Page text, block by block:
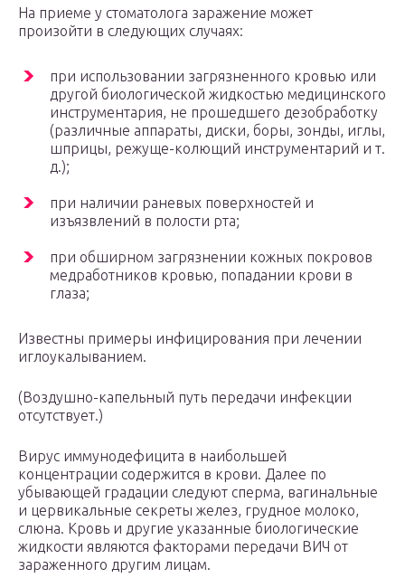
На приеме у стоматолога заражение может
произойти в следующих случаях:
при использовании загрязненного кровью или
другой биологической жидкостью медицинского
инструментария, не прошедшего дезобработку
(различные аппараты, диски, боры, зонды, иглы,
шприцы, режуще-колющий инструментарий и т.
д.);
при наличии раневых поверхностей и
изъязвлений в полости рта;
при обширном загрязнении кожных покровов
медработников кровью, попадании крови в
глаза;
Известны примеры инфицирования при лечении
иглоукалыванием.
(Воздушно-капельный путь передачи инфекции
отсутствует.)
Вирус иммунодефицита в наибольшей
концентрации содержится в крови. Далее по
убывающей градации следуют сперма, вагинальные
и цервикальные секреты желез, грудное молоко,
слюна. Кровь и другие указанные биологические
жидкости являются факторами передачи ВИЧ от
зараженного другим лицам.